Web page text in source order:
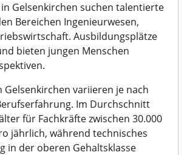
Gelsenkirchen suchen talentierte
Bereichen Ingenieurwesen,
Ausbildungsplätze
bieten jungen Menschen
Gelsenkirchen variieren je nach
Im Durchschnitt
für Fachkräfte zwischen 30.000
jährlich, während technisches
in der oberen Gehaltsklasse